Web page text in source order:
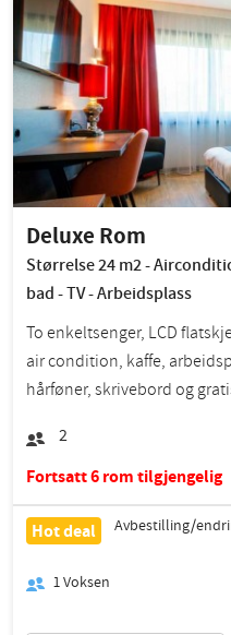
Deluxe Rom
Størrelse 24 m2 -
bad - TV - Arbeidsplass
To enkeltsenger, LCD
air condition, kaffe,
hårføner, skrivebord og
2
Fortsatt 6 rom tilgjengelig
Hot deal Avbestilling/
1Voksen